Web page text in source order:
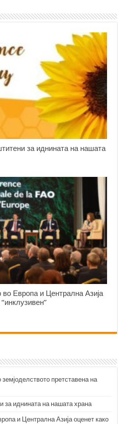
за иднината на нашата
во Европа и Централна Азија
претставена на
за иднината на нашата храна
и Централна Азија оценет како